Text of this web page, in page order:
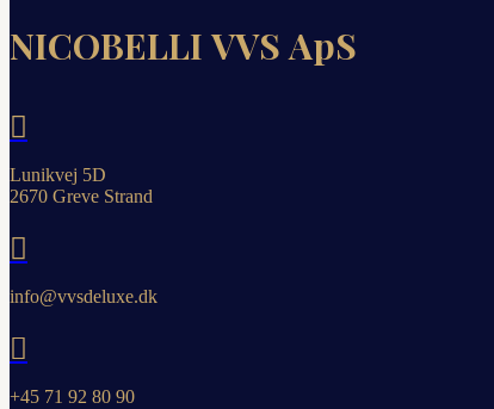
NICOBELLI VVS ApS

Lunikvej 5D
2670 Greve Strand

info@vvsdeluxe.dk

+45 71 92 80 90